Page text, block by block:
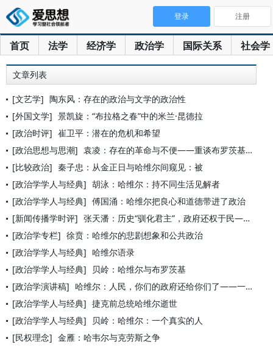
首页 法学 经济学 政治学 国际关系 社会学
登录 注册
文章列表
[文艺学] 陶东风：存在的政治与文学的政治性
[外国文学] 景凯旋：“布拉格之春”中的米兰·昆德拉
[政治时评] 崔卫平：潜在的危机和希望
[政治思想与思潮] 袁凌：存在的革命与不便——重谈布罗茨基和哈维尔的争论
[比较政治] 秦子忠：从金正日与哈维尔间窥见：被
[政治学学人与经典] 胡泳：哈维尔：持不同生活见解者
[政治学学人与经典] 傅国涌：哈维尔把良心和道德带进了政治
[新闻传播学时评] 张天潘：历史“驯化君主”，政府还权于民——金正日与哈维尔
[政治学专栏] 徐贲：哈维尔的悲剧想象和公共政治
[政治学学人与经典] 哈维尔语录
[政治学学人与经典]
贝岭：哈维尔与布罗茨基
[政治学演讲稿] 哈维尔：人民，你们的政府还给你们了——一九九〇年新年献辞
[政治学学人与经典] 捷克前总统哈维尔逝世
[政治学学人与经典]
贝岭：哈维尔：一个真实的人
[民权理念] 金雁：哈韦尔与克劳斯之争